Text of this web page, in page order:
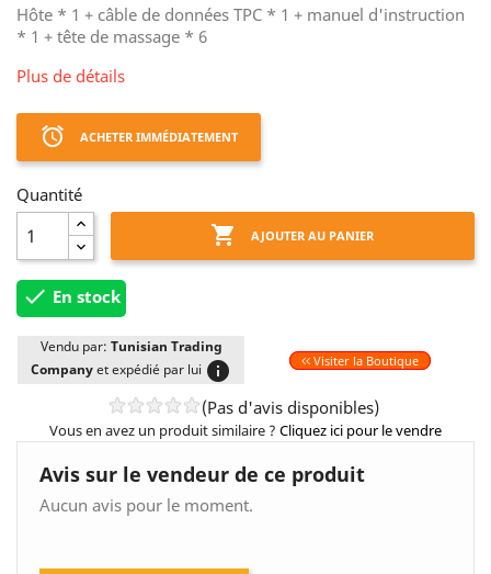
Hôte * 1 + câble de données TPC * 1 + manuel d'instruction
* 1 + tête de massage * 6
Plus de détails
access_alarm ACHETER IMMÉDIATEMENT
Quantité
 AJOUTER AU PANIER
 En stock
Vendu par: Tunisian Trading
Companyet expédié par lui info Visiter la Boutique
(Pas d'avis disponibles)
Vous en avez un produit similaire ? Cliquez ici pour le vendre
Avis sur le vendeur de ce produit
Aucun avis pour le moment.